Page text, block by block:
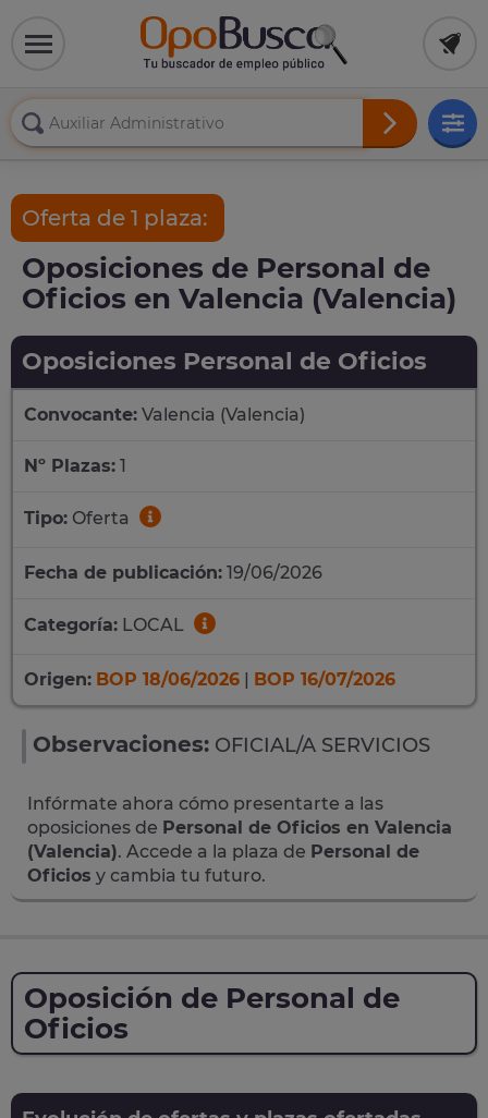
Oferta de 1 plaza:
Oposiciones de Personal de
Oficios en Valencia (Valencia)
Oposiciones Personal de Oficios
Convocante: Valencia (Valencia)
Nº Plazas: 1
Tipo: Oferta
Fecha de publicación: 19/06/2026
Categoría: LOCAL
Origen: BOP 18/06/2026 | BOP 16/07/2026
Observaciones: OFICIAL/A SERVICIOS
Infórmate ahora cómo presentarte a las
oposiciones de Personal de Oficios en Valencia
(Valencia). Accede a la plaza de Personal de
Oficios y cambia tu futuro.
Oposición de Personal de
Oficios